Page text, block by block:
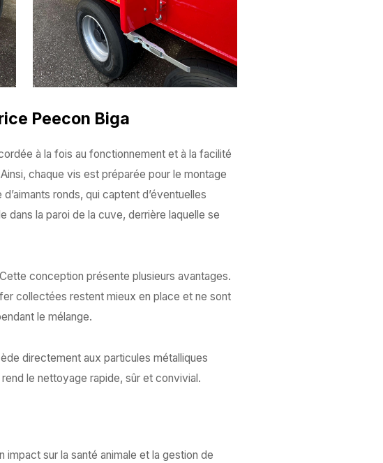
Peecon Biga
à la fois au fonctionnement et à la facilité
chaque vis est préparée pour le montage
ronds, qui captent d’éventuelles
la paroi de la cuve, derrière laquelle se
conception présente plusieurs avantages.
collectées restent mieux en place et ne sont
le mélange.
directement aux particules métalliques
le nettoyage rapide, sûr et convivial.
impact sur la santé animale et la gestion de